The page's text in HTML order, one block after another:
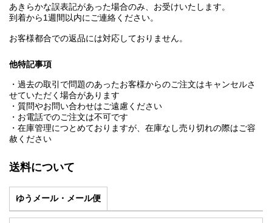
あきらかな誤表記があった場合のみ、お受けいたします。
到着から1週間以内にご連絡ください。
お客様都合での返品には対応しておりません。
他特記事項
・過去の取引で問題のあったお客様からのご注文はキャンセルさ
せていただく場合があります
・質問やお問い合わせはご遠慮ください
・お電話でのご注文は不可です
・在庫管理につとめておりますが、在庫なし売り切れの際はご容
赦ください
送料について
ゆうメール・メール便